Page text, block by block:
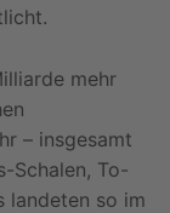
mehr
– insgesamt
Schalen, To-
landeten so im